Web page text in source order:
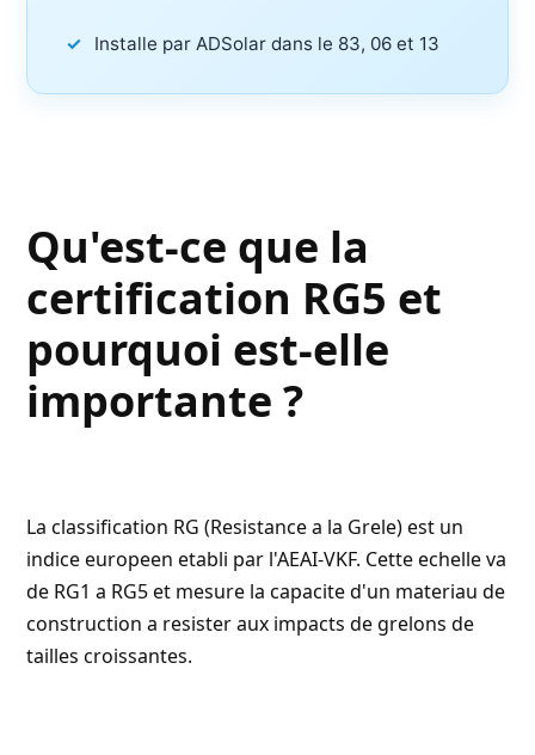
Installe par ADSolar dans le 83, 06 et 13
Qu'est-ce que la
certification RG5 et
pourquoi est-elle
importante ?
La classification RG (Resistance a la Grele) est un
indice europeen etabli par l'AEAI-VKF. Cette echelle va
de RG1 a RG5 et mesure la capacite d'un materiau de
construction a resister aux impacts de grelons de
tailles croissantes.